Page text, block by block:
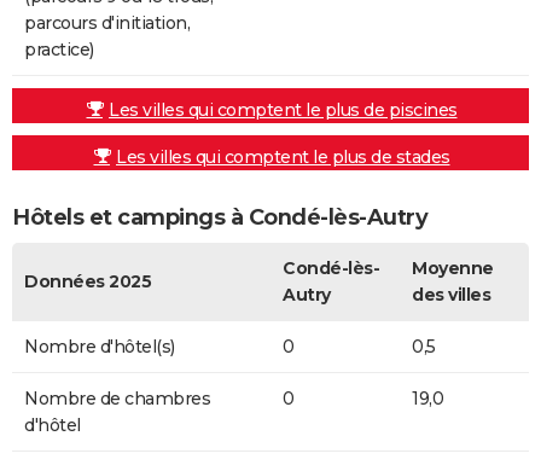
parcours d'initiation,
practice)
Les villes qui comptent le plus de piscines
Les villes qui comptent le plus de stades
Hôtels et campings à Condé-lès-Autry
Données 2025
Condé-lès-
Autry
Moyenne
des villes
Nombre d'hôtel(s) 0 0,5
Nombre de chambres
d'hôtel
0 19,0